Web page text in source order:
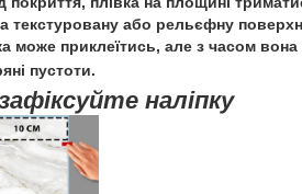
текстуровану або рельєфну
може приклеїтись, але з часом вона
пустоти.
наліпку